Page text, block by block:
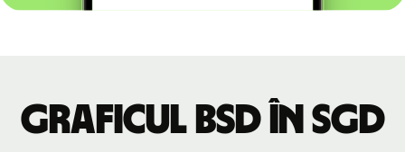
Graficul BSD în SGD